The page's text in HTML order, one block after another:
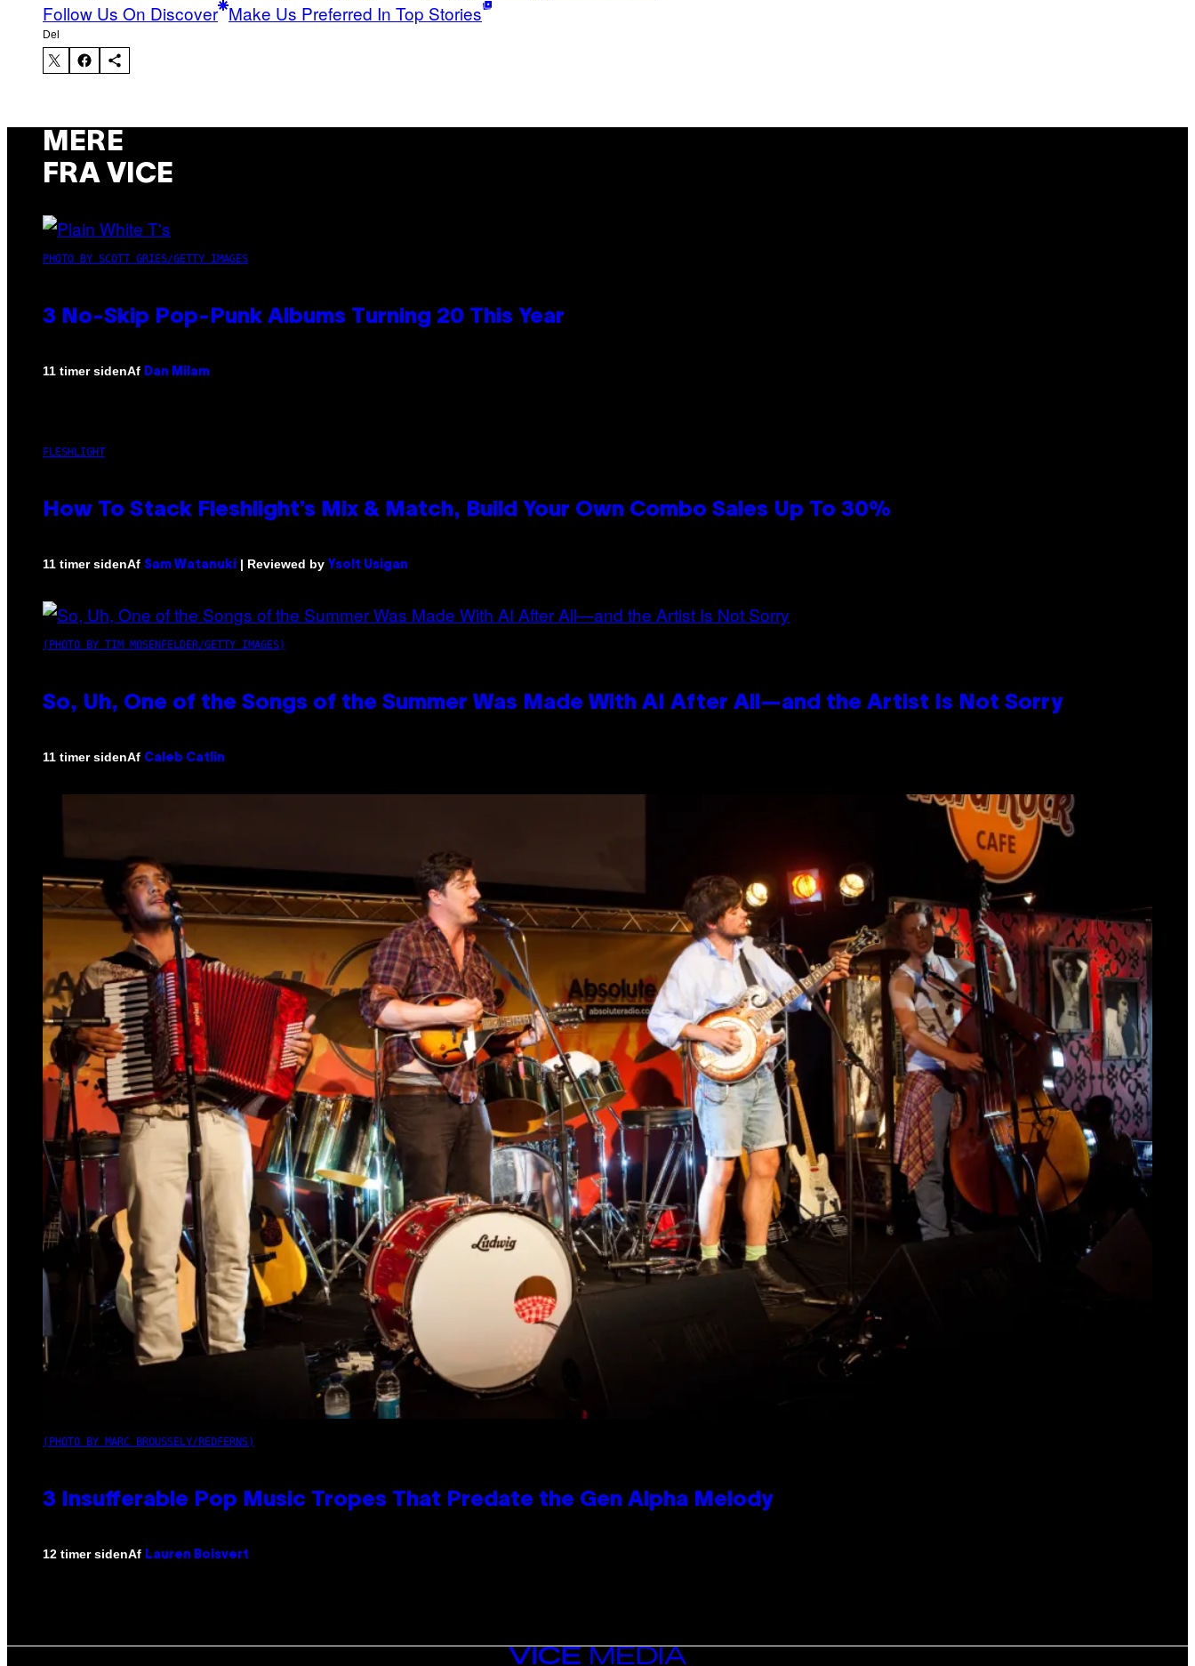
Follow Us On Discover Make Us Preferred In Top Stories
Del
MERE
FRA VICE
PHOTO BY SCOTT GRIES/GETTY IMAGES
3 No-Skip Pop-Punk Albums Turning 20 This Year
11 timer sidenAf Dan Milam
FLESHLIGHT
How To Stack Fleshlight’s Mix & Match, Build Your Own Combo Sales Up To 30%
11 timer sidenAf Sam Watanuki | Reviewed by Ysolt Usigan
(PHOTO BY TIM MOSENFELDER/GETTY IMAGES)
So, Uh, One of the Songs of the Summer Was Made With AI After All—and the Artist Is Not Sorry
11 timer sidenAf Caleb Catlin
(PHOTO BY MARC BROUSSELY/REDFERNS)
3 Insufferable Pop Music Tropes That Predate the Gen Alpha Melody
12 timer sidenAf Lauren Boisvert
VICE